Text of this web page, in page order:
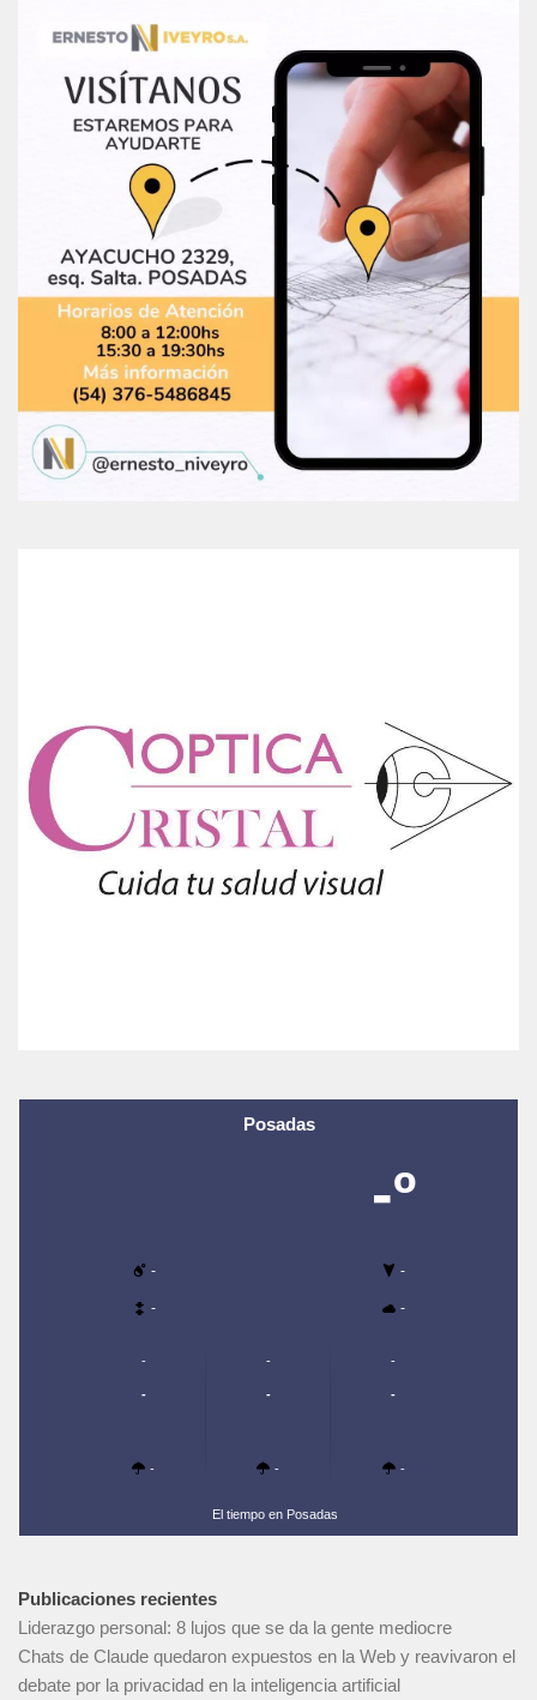
Posadas
-º
- -
- -
-
-
-
-
-
-
-
-
-
El tiempo en Posadas
Publicaciones recientes
Liderazgo personal: 8 lujos que se da la gente mediocre
Chats de Claude quedaron expuestos en la Web y reavivaron el
debate por la privacidad en la inteligencia artificial